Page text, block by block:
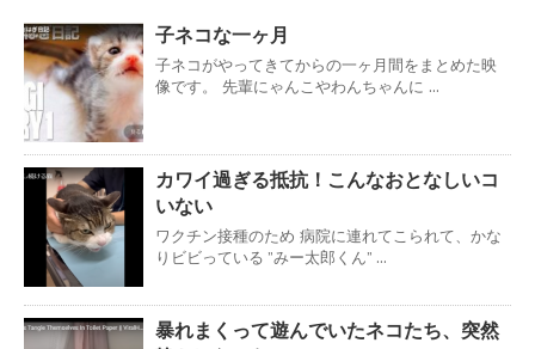
子ネコな一ヶ月
子ネコがやってきてからの一ヶ月間をまとめた映
像です。 先輩にゃんこやわんちゃんに ...
カワイ過ぎる抵抗！こんなおとなしいコ
いない
ワクチン接種のため 病院に連れてこられて、かな
りビビっている ”みー太郎くん” ...
暴れまくって遊んでいたネコたち、突然